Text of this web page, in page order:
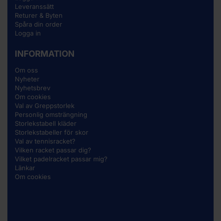
Leveranssätt
Returer & Byten
Spåra din order
Logga in
INFORMATION
Om oss
Nyheter
Nyhetsbrev
Om cookies
Val av Greppstorlek
Personlig omsträngning
Storlekstabell kläder
Storlekstabeller för skor
Val av tennisracket?
Vilken racket passar dig?
Vilket padelracket passar mig?
Länkar
Om cookies